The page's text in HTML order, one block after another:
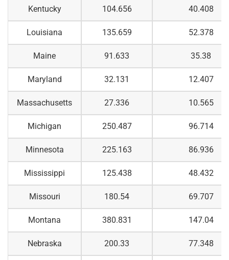
Kentucky 104.656 40.408
Louisiana 135.659 52.378
Maine 91.633 35.38
Maryland 32.131 12.407
Massachusetts 27.336 10.565
Michigan 250.487 96.714
Minnesota 225.163 86.936
Mississippi 125.438 48.432
Missouri 180.54 69.707
Montana 380.831 147.04
Nebraska 200.33 77.348